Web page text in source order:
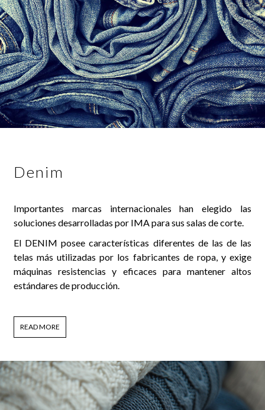
Denim
Importantes marcas internacionales han elegido las
soluciones desarrolladas por IMA para sus salas de corte.
El DENIM posee características diferentes de las de las
telas más utilizadas por los fabricantes de ropa, y exige
máquinas resistencias y eficaces para mantener altos
estándares de producción.
READ MORE